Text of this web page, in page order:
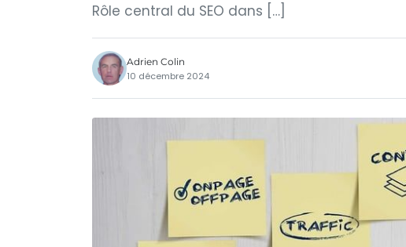
Rôle central du SEO dans […]
Adrien Colin
10 décembre 2024